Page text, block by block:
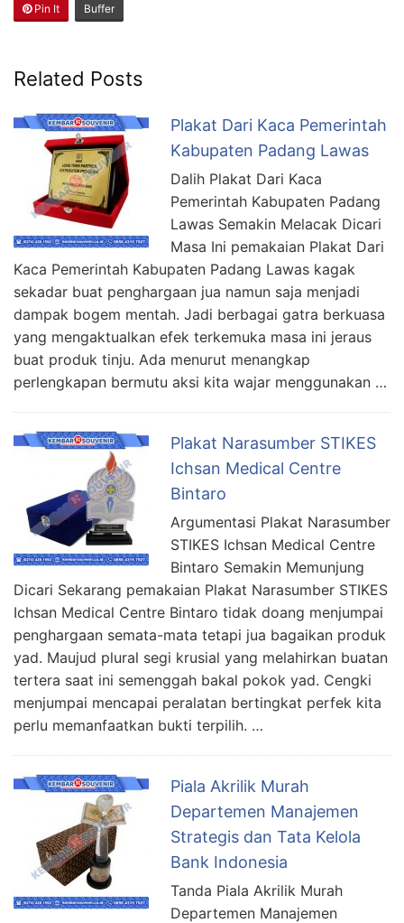
Pin It Buffer
Related Posts
Plakat Dari Kaca Pemerintah
Kabupaten Padang Lawas
Dalih Plakat Dari Kaca
Pemerintah Kabupaten Padang
Lawas Semakin Melacak Dicari
Masa Ini pemakaian Plakat Dari
Kaca Pemerintah Kabupaten Padang Lawas kagak
sekadar buat penghargaan jua namun saja menjadi
dampak bogem mentah. Jadi berbagai gatra berkuasa
yang mengaktualkan efek terkemuka masa ini jeraus
buat produk tinju. Ada menurut menangkap
perlengkapan bermutu aksi kita wajar menggunakan …
Plakat Narasumber STIKES
Ichsan Medical Centre
Bintaro
Argumentasi Plakat Narasumber
STIKES Ichsan Medical Centre
Bintaro Semakin Memunjung
Dicari Sekarang pemakaian Plakat Narasumber STIKES
Ichsan Medical Centre Bintaro tidak doang menjumpai
penghargaan semata-mata tetapi jua bagaikan produk
yad. Maujud plural segi krusial yang melahirkan buatan
tertera saat ini semenggah bakal pokok yad. Cengki
menjumpai mencapai peralatan bertingkat perfek kita
perlu memanfaatkan bukti terpilih. …
Piala Akrilik Murah
Departemen Manajemen
Strategis dan Tata Kelola
Bank Indonesia
Tanda Piala Akrilik Murah
Departemen Manajemen